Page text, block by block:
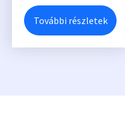
További részletek